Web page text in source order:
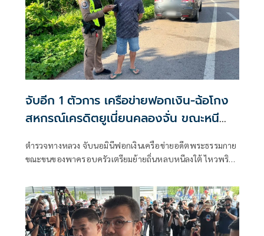
จับอีก 1 ตัวการ เครือข่ายฟอกเงิน-ฉ้อโกง
สหกรณ์เครดิตยูเนี่ยนคลองจั่น ขณะหนี
ตำรวจทางหลวง จับนอมินีฟอกเงินเครือข่ายอดีตพระธรรมกาย
ขณะขนของพาครอบครัวเตรียมย้ายถิ่นหลบหนีลงใต้ ไหวพริบ
สอบอ้างไม่มีใบขับขี่หรือเอกสารติดตัว สังเกตเห็นสมุดฝากครรภ์
ในรถ เช็คประวัติบิดา พบเป็นผู้ต้องหาตามหมายจับคดีทุจริต
สหกรณ์เครดิตยูเนี่ยนคลองจั่น